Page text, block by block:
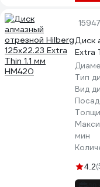
Диск
Extra
Тип
Вид
мин
4.2